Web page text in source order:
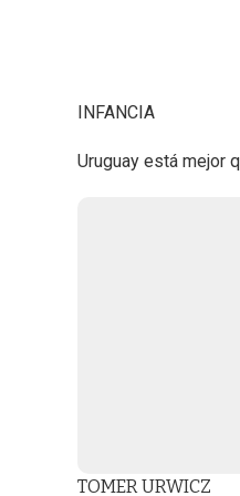
INFANCIA
Uruguay está mejor
TOMER URWICZ